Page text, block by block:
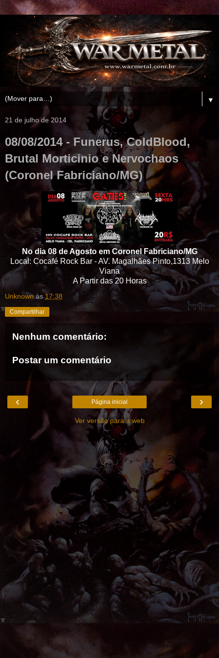
▼
21 de julho de 2014
08/08/2014 - Funerus, ColdBlood,
Brutal Morticinio e Nervochaos
(Coronel Fabriciano/MG)
No dia 08 de Agosto em Coronel Fabriciano/MG
Local: Cocafé Rock Bar - AV. Magalhães Pinto,1313 Melo
Viana
A Partir das 20 Horas
Unknown às 17:38
Compartilhar
Nenhum comentário:
Postar um comentário
‹ ›
Página inicial
Ver versão para a web